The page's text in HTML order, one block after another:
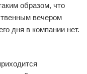
образом, что
вечером
дня в компании нет.